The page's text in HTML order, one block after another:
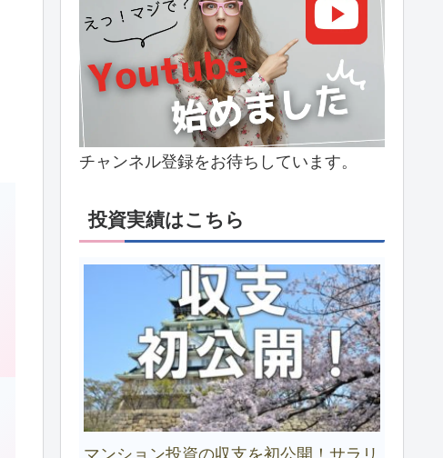
チャンネル登録をお待ちしています。
投資実績はこちら
マンション投資の収支を初公開！サラリ